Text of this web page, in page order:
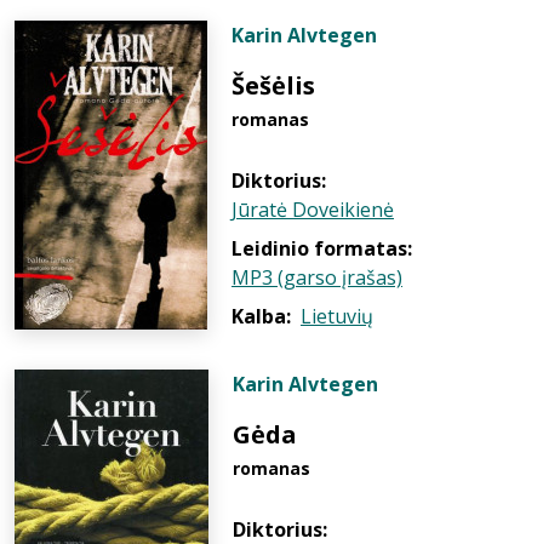
Karin Alvtegen
Šešėlis
romanas
Diktorius:
Jūratė Doveikienė
Leidinio formatas:
MP3 (garso įrašas)
Kalba: Lietuvių
Karin Alvtegen
Gėda
romanas
Diktorius: